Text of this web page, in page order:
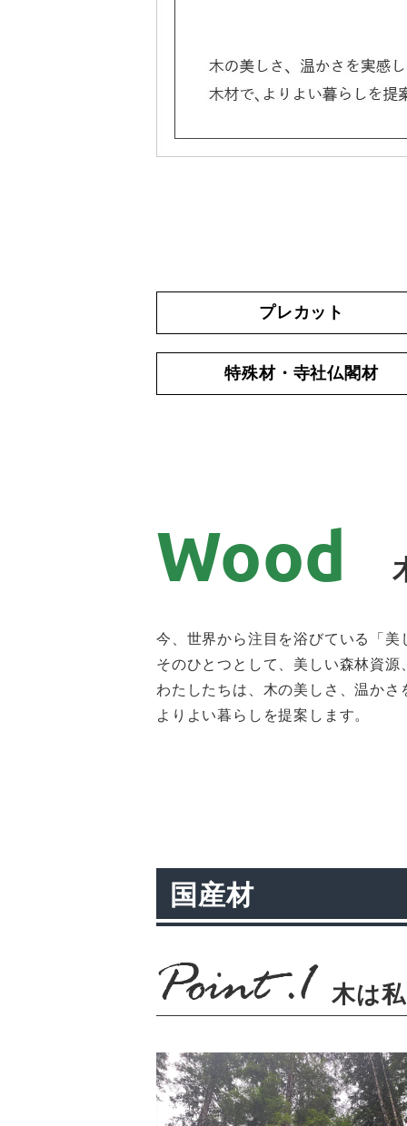
プレカット
特殊材・寺社仏閣材
今、世界から注目を浴びている「美
そのひとつとして、美しい森林資源
わたしたちは、木の美しさ、温か
よりよい暮らしを提案します。
国産材
木は